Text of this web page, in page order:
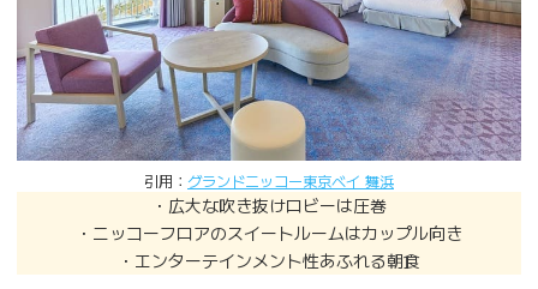
引用： グランドニッコー東京ベイ 舞浜
・広大な吹き抜けロビーは圧巻
・ニッコーフロアのスイートルームはカップル向き
・エンターテインメント性あふれる朝食